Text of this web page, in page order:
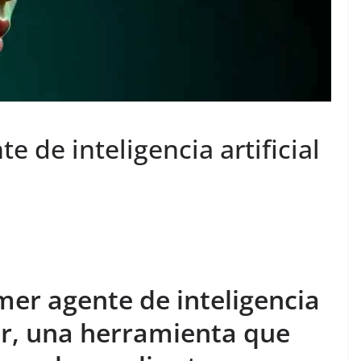
de inteligencia artificial
agente de inteligencia
una herramienta que